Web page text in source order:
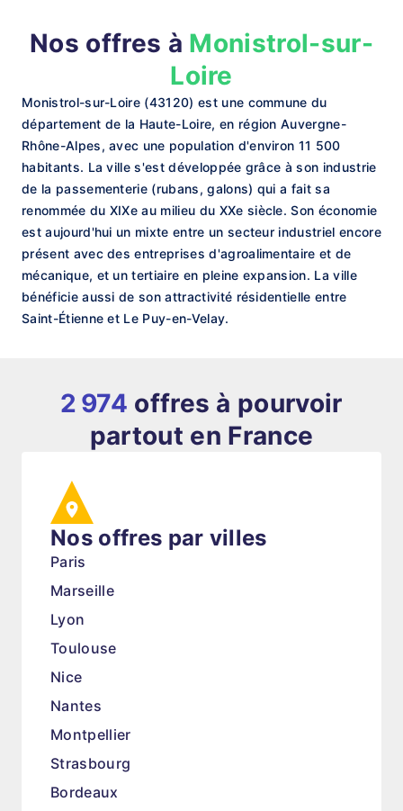
Nos offres à Monistrol-sur-
Loire
Monistrol-sur-Loire (43120) est une commune du
département de la Haute-Loire, en région Auvergne-
Rhône-Alpes, avec une population d'environ 11 500
habitants. La ville s'est développée grâce à son industrie
de la passementerie (rubans, galons) qui a fait sa
renommée du XIXe au milieu du XXe siècle. Son économie
est aujourd'hui un mixte entre un secteur industriel encore
présent avec des entreprises d'agroalimentaire et de
mécanique, et un tertiaire en pleine expansion. La ville
bénéficie aussi de son attractivité résidentielle entre
Saint-Étienne et Le Puy-en-Velay.
2 974 offres à pourvoir
partout en France
Nos offres par villes
Paris
Marseille
Lyon
Toulouse
Nice
Nantes
Montpellier
Strasbourg
Bordeaux